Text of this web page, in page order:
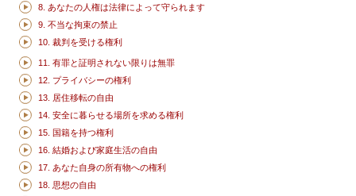
8. あなたの人権は法律によって守られます
9. 不当な拘束の禁止
10. 裁判を受ける権利
11. 有罪と証明されない限りは無罪
12. プライバシーの権利
13. 居住移転の自由
14. 安全に暮らせる場所を求める権利
15. 国籍を持つ権利
16. 結婚および家庭生活の自由
17. あなた自身の所有物への権利
18. 思想の自由